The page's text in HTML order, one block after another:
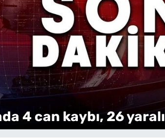
4 can kaybı, 26 yaralı